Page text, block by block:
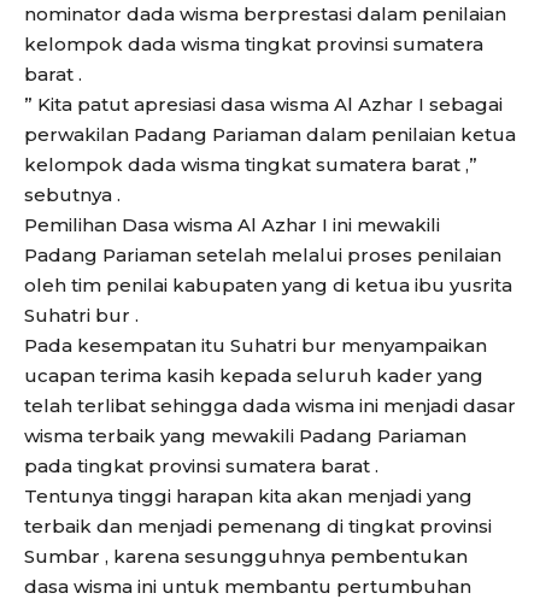
nominator dada wisma berprestasi dalam penilaian
kelompok dada wisma tingkat provinsi sumatera
barat .
” Kita patut apresiasi dasa wisma Al Azhar I sebagai
perwakilan Padang Pariaman dalam penilaian ketua
kelompok dada wisma tingkat sumatera barat ,”
sebutnya .
Pemilihan Dasa wisma Al Azhar I ini mewakili
Padang Pariaman setelah melalui proses penilaian
oleh tim penilai kabupaten yang di ketua ibu yusrita
Suhatri bur .
Pada kesempatan itu Suhatri bur menyampaikan
ucapan terima kasih kepada seluruh kader yang
telah terlibat sehingga dada wisma ini menjadi dasar
wisma terbaik yang mewakili Padang Pariaman
pada tingkat provinsi sumatera barat .
Tentunya tinggi harapan kita akan menjadi yang
terbaik dan menjadi pemenang di tingkat provinsi
Sumbar , karena sesungguhnya pembentukan
dasa wisma ini untuk membantu pertumbuhan